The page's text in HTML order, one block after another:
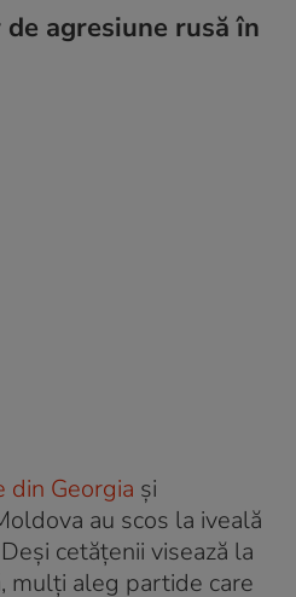
agresiune rusă în
din Georgia și
au scos la iveală
cetățenii visează la
mulți aleg partide care